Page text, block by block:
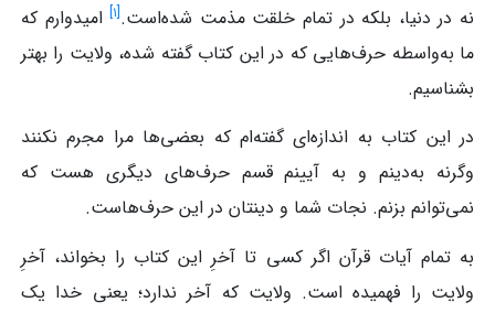
نه در دنیا، بلکه در تمام خلقت مذمت شده‌است.[۱]امیدوارم که
ما به‌واسطه حرف‌هایی که در این کتاب گفته شده، ولایت را بهتر
بشناسیم.
در این کتاب به اندازه‌ای گفته‌ام که بعضی‌ها مرا مجرم نکنند
وگرنه به‌دینم و به آیینم قسم حرف‌های دیگری هست که
نمی‌توانم بزنم. نجات شما و دینتان در این حرف‌هاست.
به تمام آیات قرآن اگر کسی تا آخرِ این کتاب را بخواند، آخرِ
ولایت را فهمیده است. ولایت که آخر ندارد؛ یعنی خدا یک